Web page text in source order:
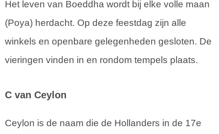
Het leven van Boeddha wordt bij elke volle maan
(Poya) herdacht. Op deze feestdag zijn alle
winkels en openbare gelegenheden gesloten. De
vieringen vinden in en rondom tempels plaats.
C van Ceylon
Ceylon is de naam die de Hollanders in de 17e